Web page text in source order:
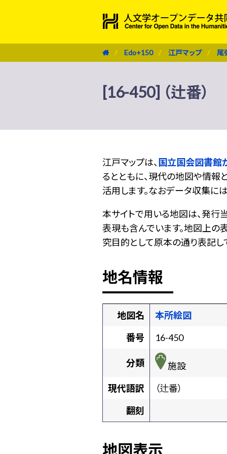
Edo+150 江戸マップ 尾
[16-450] （辻番）
江戸マップは、 国立国会図書館
るとともに、現代の地図や情報
活用します。なおデータ収集に
本サイトで用いる地図は、発行
表現も含んでいます。地図上の
究目的として原本の通り表記し
地名情報
地図名
本所絵図
番号
16-450
分類
施設
現代語訳
（辻番）
翻刻
地図表示